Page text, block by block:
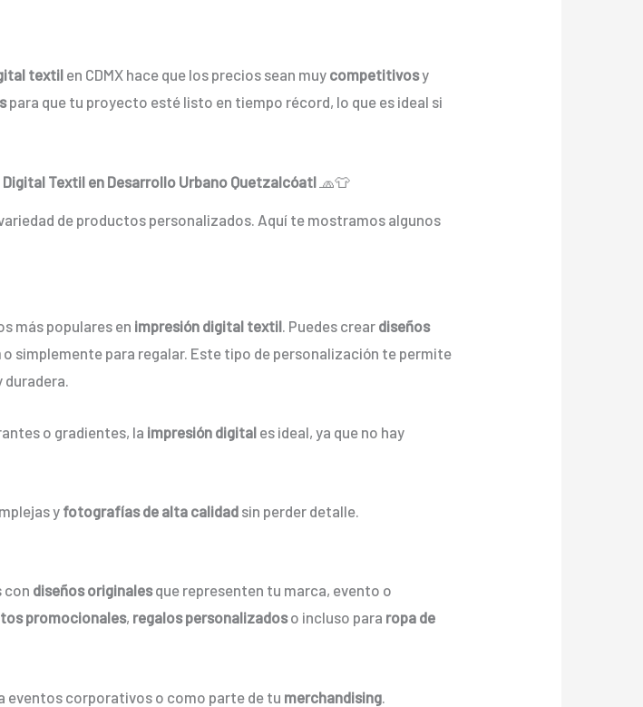
textilen CDMX hace que los precios sean muy competitivosy
para que tu proyecto esté listo en tiempo récord, lo que es ideal si
Textil en Desarrollo Urbano Quetzalcóatl 🧢👕
variedad de productos personalizados. Aquí te mostramos algunos
más populares en impresión digital textil . Puedes crear diseños
o simplemente para regalar. Este tipo de personalización te permite
o gradientes, la impresión digital es ideal, ya que no hay
y fotografías de alta calidad sin perder detalle.
con diseños originalesque representen tu marca, evento o
promocionales, regalos personalizadoso incluso para ropa de
eventos corporativos o como parte de tu merchandising